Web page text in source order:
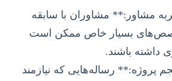
مشاور:** مشاوران با سابقه
بسیار خاص ممکن است
داشته باشند.
پروژه:** رساله‌هایی که نیازمند